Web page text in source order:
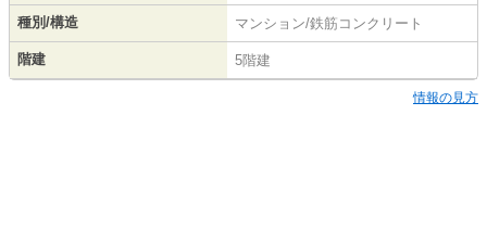
種別/構造 マンション/鉄筋コンクリート
階建 5階建
情報の見方